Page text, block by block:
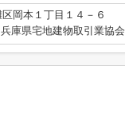
岡本１丁目１４－６
兵庫県宅地建物取引業協会